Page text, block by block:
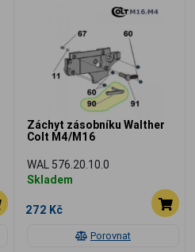
Porovnat
Záchyt zásobníku Walther
Colt M4/M16
WAL 576.20.10.0
Skladem
272 Kč